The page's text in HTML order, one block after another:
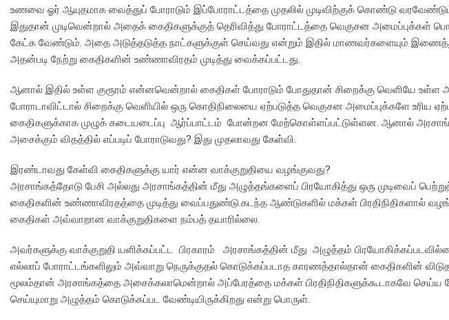
உணவை ஓர் ஆயுதமாக வைத்துப் போராடும் இப்போராட்டத்தை முதலில் முடிவிற்குக் கொண்டு
இதுதான் முடிவென்றால் அதைக் கைதிகளுக்குத் தெரிவித்து போராட்டத்தை வெகுசன அமைப்புக்கள்
கேட்க வேண்டும். அதை அடுத்தடுத்த நாட்களுக்குள் செய்வது என்றும் இதில் மாணவர்களையும்
அதன்படி நேற்று கைதிகளின் உண்ணாவிரதம் முடித்து வைக்கப்பட்டது.
ஆனால் இதில் உள்ள குரூரம் என்னவென்றால் கைதிகள் போராடும் போதுதான் சிறைக்கு வெளியே உள்ள
போராடாவிட்டால் சிறைக்கு வெளியில் ஒரு கொதிநிலையை ஏற்படுத்த வெகுசன அமைப்புக்களே உரிய
கைதிகளுக்காக முழுக் கடையடைப்பு ஆர்ப்பாட்டம் போன்றன மேற்கொள்ளப்பட்டுள்ளன. ஆனால்
அசைக்கும் விதத்தில் எப்படிப் போராடுவது? இது முதலாவது கேள்வி.
இரண்டாவது கேள்வி கைதிகளுக்கு யார் என்ன வாக்குறுதியை வழங்குவது?
அரசாங்கத்தோடு பேசி அல்லது அரசாங்கத்தின் மீது அழுத்தங்களைப் பிரயோகித்து ஒரு முடிவைப்
கைதிகளின் உண்ணாவிரதத்தை முடித்து வைப்பதுண்டு.கடந்த ஆண்டுகளில் மக்கள் பிரதிநிதிகளால்
கைதிகள் அவ்வாறான வாக்குறுதிகளை நம்பத் தயாரில்லை.
அவர்களுக்கு வாக்குறுதி யளிக்கப்பட்ட பிரகாரம் அரசாங்கத்தின் மீது அழுத்தம்
எல்லாப் போராட்டங்களிலும் அவ்வாறு நெருக்குதல் கொடுக்கப்படாத காரணத்தால்தான் கைதிகளின்
மூலம்தான் அரசாங்கத்தை அசைக்கலாமென்றால் அப்பேரத்தை மக்கள் பிரதிநிதிகளுக்கூடாகவே செய்ய
செய்யுமாறு அழுத்தம் கொடுக்கப்பட வேண்டியிருக்கிறது என்று பொருள்.